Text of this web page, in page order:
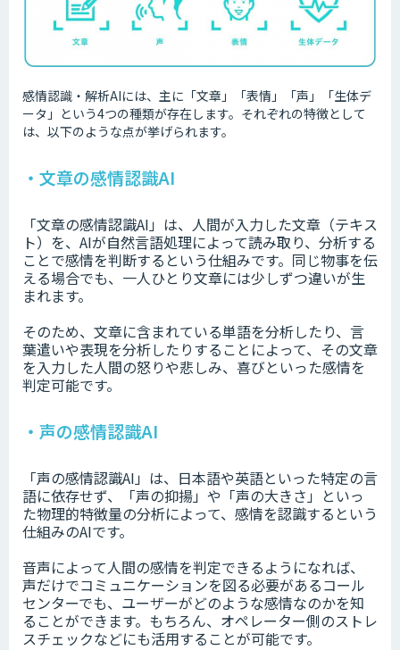
感情認識・解析AIには、主に「文章」「表情」「声」「生体デ
ータ」という4つの種類が存在します。それぞれの特徴として
は、以下のような点が挙げられます。
・文章の感情認識AI
「文章の感情認識AI」は、人間が入力した文章（テキス
ト）を、AIが自然言語処理によって読み取り、分析する
ことで感情を判断するという仕組みです。同じ物事を伝
える場合でも、一人ひとり文章には少しずつ違いが生
まれます。
そのため、文章に含まれている単語を分析したり、言
葉遣いや表現を分析したりすることによって、その文章
を入力した人間の怒りや悲しみ、喜びといった感情を
判定可能です。
・声の感情認識AI
「声の感情認識AI」は、日本語や英語といった特定の言
語に依存せず、「声の抑揚」や「声の大きさ」といっ
た物理的特徴量の分析によって、感情を認識するという
仕組みのAIです。
音声によって人間の感情を判定できるようになれば、
声だけでコミュニケーションを図る必要があるコール
センターでも、ユーザーがどのような感情なのかを知
ることができます。もちろん、オペレーター側のストレ
スチェックなどにも活用することが可能です。